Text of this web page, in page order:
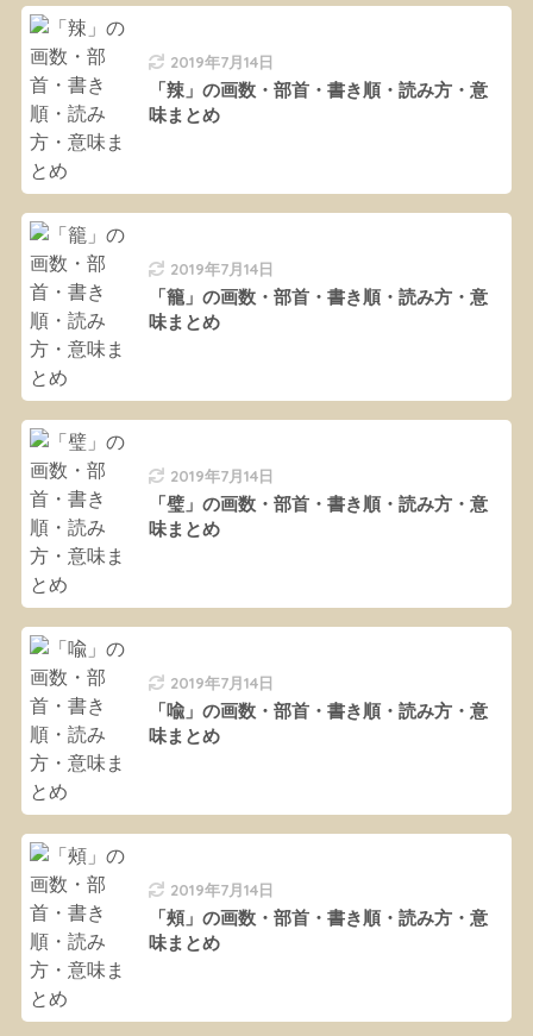
2019年7月14日
「辣」の画数・部首・書き順・読み方・意
味まとめ
2019年7月14日
「籠」の画数・部首・書き順・読み方・意
味まとめ
2019年7月14日
「璧」の画数・部首・書き順・読み方・意
味まとめ
2019年7月14日
「喩」の画数・部首・書き順・読み方・意
味まとめ
2019年7月14日
「頰」の画数・部首・書き順・読み方・意
味まとめ